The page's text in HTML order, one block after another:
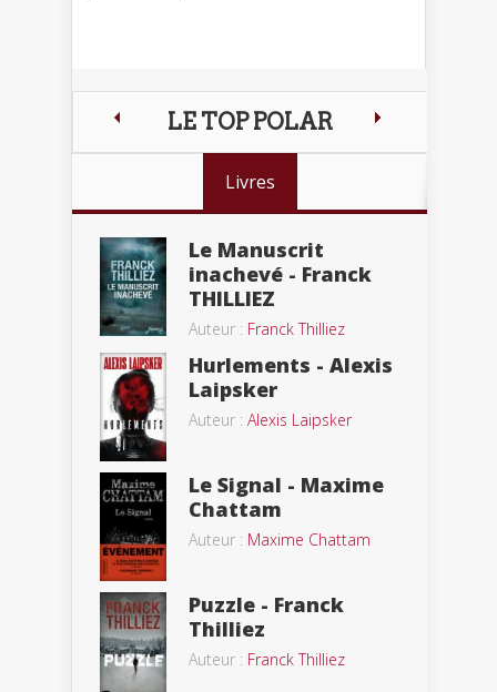
LE TOP POLAR
Livres
Le Manuscrit
inachevé - Franck
THILLIEZ
Auteur : Franck Thilliez
Hurlements - Alexis
Laipsker
Auteur : Alexis Laipsker
Le Signal - Maxime
Chattam
Auteur : Maxime Chattam
Puzzle - Franck
Thilliez
Auteur : Franck Thilliez